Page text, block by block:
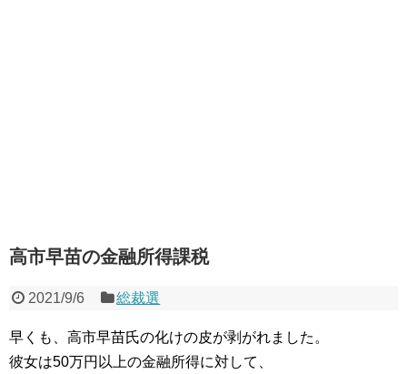
高市早苗の金融所得課税
2021/9/6 総裁選
早くも、高市早苗氏の化けの皮が剥がれました。
彼女は50万円以上の金融所得に対して、